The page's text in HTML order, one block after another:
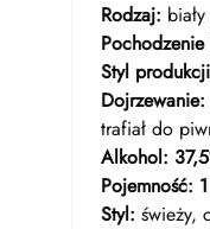
Rodzaj:
Styl
Dojrzewanie:
trafiał do
Alkohol:
Pojemność:
Styl: świeży,